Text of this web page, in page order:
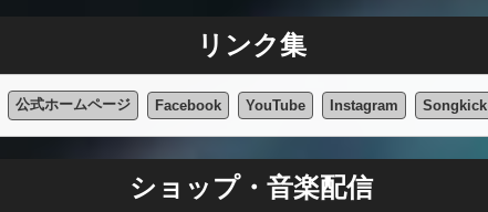
リンク集
公式ホームページ Facebook YouTube Instagram Songkick
ショップ・音楽配信